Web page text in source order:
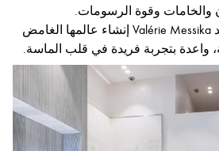
والخامات وقوة الرسومات.
وبنفس الرقة دائمًا، تعيد Valérie Messika إنشاء عالمها الغامض
واعدة بتجربة فريدة في قلب الماسة.